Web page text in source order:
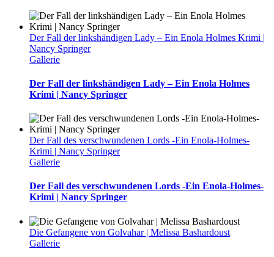
Der Fall der linkshändigen Lady – Ein Enola Holmes Krimi |
Nancy Springer
Gallerie
Der Fall der linkshändigen Lady – Ein Enola Holmes
Krimi | Nancy Springer
Der Fall des verschwundenen Lords -Ein Enola-Holmes-
Krimi | Nancy Springer
Gallerie
Der Fall des verschwundenen Lords -Ein Enola-Holmes-
Krimi | Nancy Springer
Die Gefangene von Golvahar | Melissa Bashardoust
Gallerie